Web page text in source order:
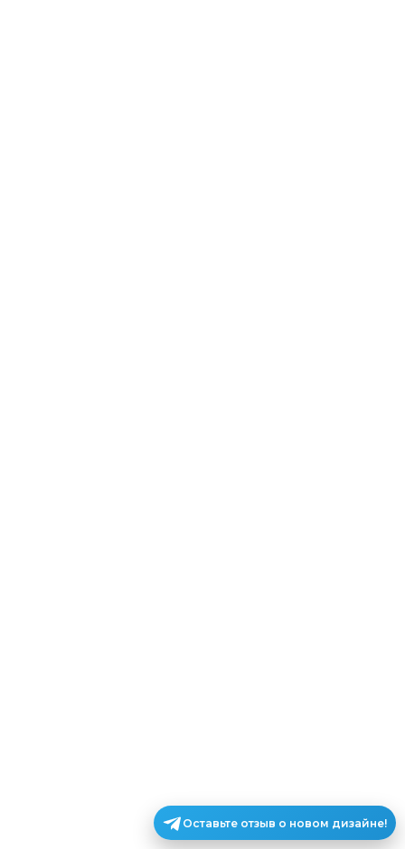
Оставьте отзыв о новом дизайне!